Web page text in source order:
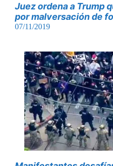
Juez ordena a Trump
por malversación de
07/11/2019